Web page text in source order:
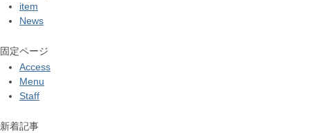
item
News
固定ページ
Access
Menu
Staff
新着記事